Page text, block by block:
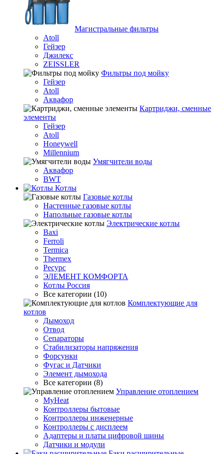
Магистральные фильтры
Atoll
Гейзер
Джилекс
ZEISSLER
Фильтры под мойку
Гейзер
Atoll
Аквафор
Картриджи, сменные
элементы
Гейзер
Atoll
Honeywell
Millennium
Умягчители воды
Аквафор
BWT
Котлы
Гaзовые котлы
Настенные газовые котлы
Напольные газовые котлы
Электрические котлы
Baxi
Ferroli
Termica
Thermex
Ресурс
ЭЛЕМЕНТ КОМФОРТА
Котлы Россия
Все категории (10)
Комплектующие для
котлов
Дымоход
Отвод
Сепараторы
Стабилизаторы напряжения
Форсунки
Фугас и Датчики
Элемент дымохода
Все категории (8)
Управление отоплением
MyHeat
Контроллеры бытовые
Контроллеры инженерные
Контроллеры с дисплеем
Адаптеры и платы цифровой шины
Датчики и модули